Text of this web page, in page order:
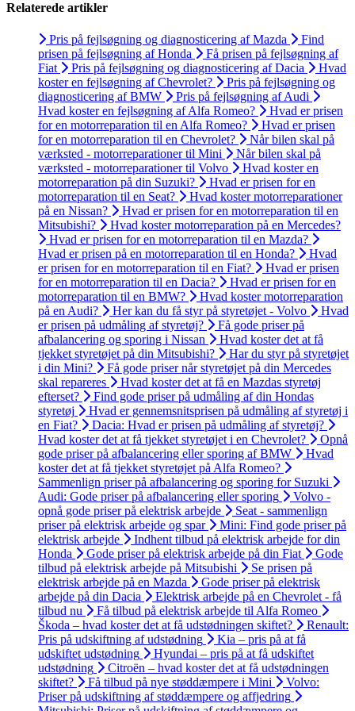
Relaterede artikler
Pris på fejlsøgning og diagnosticering af Mazda
Find
prisen på fejlsøgning af Honda
Få prisen på fejlsøgning af
Fiat
Pris på fejlsøgning og diagnosticering af Dacia
Hvad
koster en fejlsøgning af Chevrolet?
Pris på fejlsøgning og
diagnosticering af BMW
Pris på fejlsøgning af Audi
Hvad koster en fejlsøgning af Alfa Romeo?
Hvad er prisen
for en motorreparation til en Alfa Romeo?
Hvad er prisen
for en motorreparation til en Chevrolet?
Når bilen skal på
værksted - motorreparationer til Mini
Når bilen skal på
værksted - motorreparationer til Volvo
Hvad koster en
motorreparation på din Suzuki?
Hvad er prisen for en
motorreparation til en Seat?
Hvad koster motorreparationer
på en Nissan?
Hvad er prisen for en motorreparation til en
Mitsubishi?
Hvad koster motorreparation på en Mercedes?
Hvad er prisen for en motorreparation til en Mazda?
Hvad er prisen på en motorreparation til en Honda?
Hvad
er prisen for en motorreparation til en Fiat?
Hvad er prisen
for en motorreparation til en Dacia?
Hvad er prisen for en
motorreparation til en BMW?
Hvad koster motorreparation
på en Audi?
Her kan du få styr på styretøjet - Volvo
Hvad
er prisen på udmåling af styretøj?
Få gode priser på
afbalancering og sporing i Nissan
Hvad koster det at få
tjekket styretøjet på din Mitsubishi?
Har du styr på styretøjet
i din Mini?
Få gode priser når styretøjet på din Mercedes
skal repareres
Hvad koster det at få en Mazdas styretøj
efterset?
Find gode priser på udmåling af din Hondas
styretøj
Hvad er gennemsnitsprisen på udmåling af styretøj i
en Fiat?
Dacia: Hvad er prisen på udmåling af styretøj?
Hvad koster det at få tjekket styretøjet i en Chevrolet?
Opnå
gode priser på afbalancering eller sporing af BMW
Hvad
koster det at få tjekket styretøjet på Alfa Romeo?
Sammenlign priser på afbalancering og sporing for Suzuki
Audi: Gode priser på afbalancering eller sporing
Volvo -
opnå gode priser på elektrisk arbejde
Seat - sammenlign
priser på elektrisk arbejde og spar
Mini: Find gode priser på
elektrisk arbejde
Indhent tilbud på elektrisk arbejde for din
Honda
Gode priser på elektrisk arbejde på din Fiat
Gode
tilbud på elektrisk arbejde på Mitsubishi
Se prisen på
elektrisk arbejde på en Mazda
Gode priser på elektrisk
arbejde på din Dacia
Elektrisk arbejde på en Chevrolet - få
tilbud nu
Få tilbud på elektrisk arbejde til Alfa Romeo
Škoda – hvad koster det at få udstødningen skiftet?
Renault:
Pris på udskiftning af udstødning
Kia – pris på at få
udskiftet udstødning
Hyundai – pris på at få udskiftet
udstødning
Citroën – hvad koster det at få udstødningen
skiftet?
Få tilbud på nye støddæmpere i Mini
Volvo:
Priser på udskiftning af støddæmpere og affjedring